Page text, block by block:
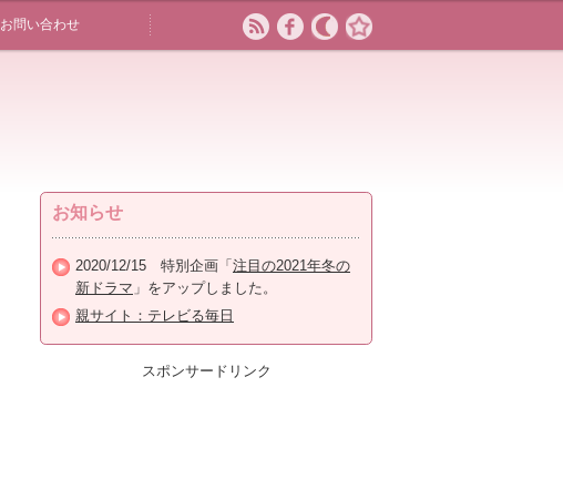
お問い合わせ
お知らせ
2020/12/15 特別企画「 注目の2021年冬の
新ドラマ 」をアップしました。
親サイト：テレビる毎日
スポンサードリンク